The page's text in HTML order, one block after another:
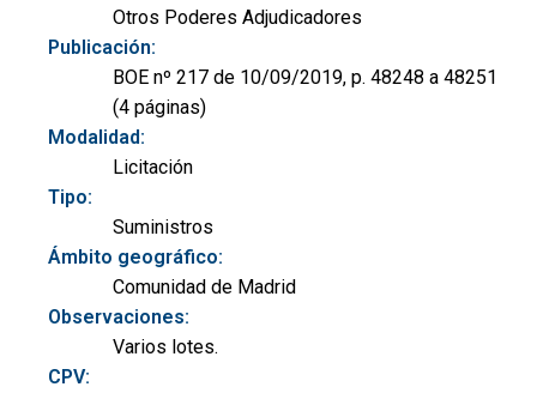
Otros Poderes Adjudicadores
Publicación:
BOE nº 217 de 10/09/2019, p. 48248 a 48251
(4 páginas)
Modalidad:
Licitación
Tipo:
Suministros
Ámbito geográfico:
Comunidad de Madrid
Observaciones:
Varios lotes.
CPV: